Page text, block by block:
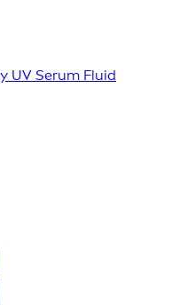
UV Serum Fluid